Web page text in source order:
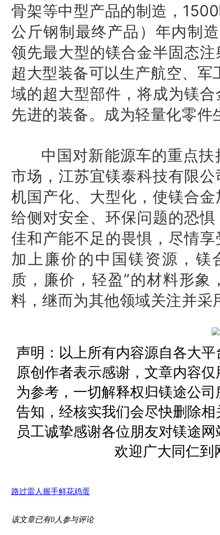
骨架等中型产品的制造，
公斤钢制最终产品）年内制
领先最大型的镁合金半固态
超大型装备可以生产航空、
域的超大型部件，将成为镁
先进的装备。成为轻量化零件
中国对新能源车的重点扶
市场，江苏宜镁泰科技有限
机国产化、大型化，使镁合
给侧对安全、环保问题的恐
佳和产能不足的畏惧，尽情
加上廉价的中国镁资源，镁
质，廉价，轻盈”的材料形
料，继而为其他领域关注并
声明：以上所有内容源自各大
原创作者表示感谢，文章内容
为参考，一切解释权归镁途公
告知，经核实我们会尽快删除
员工诚挚感谢各位朋友对镁途
欢迎广大同仁到
路过雷人握手鲜花鸡蛋
该文章已有0人参与评论